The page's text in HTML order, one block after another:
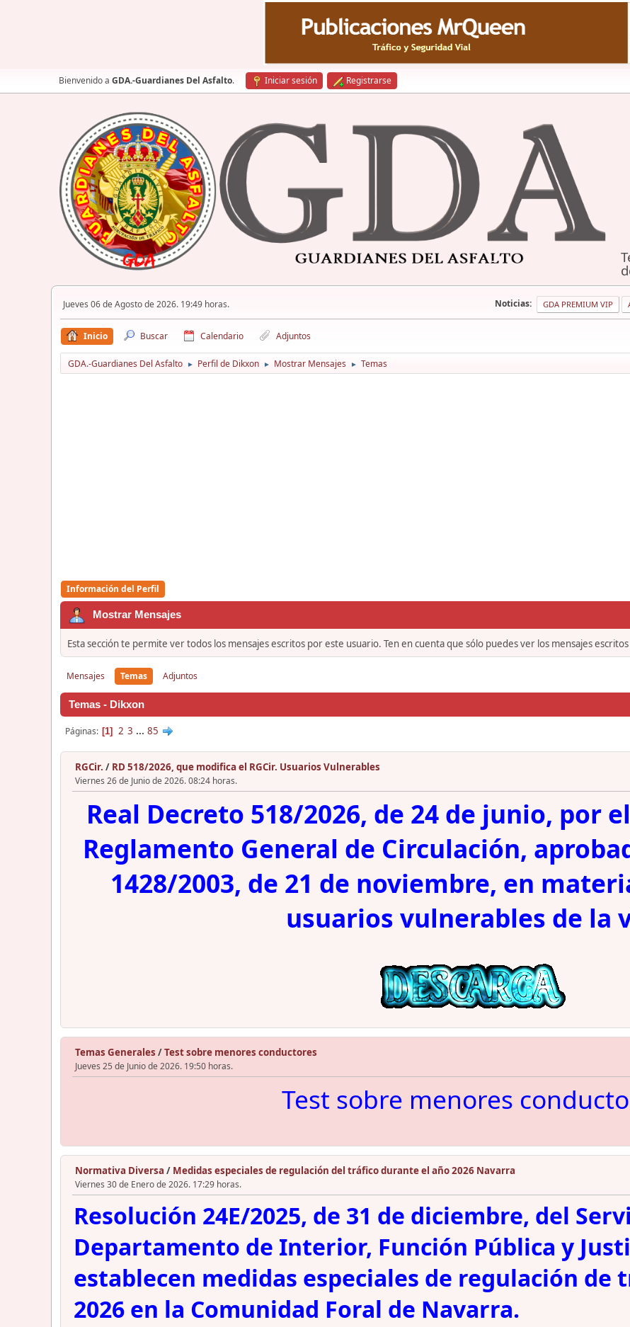
Bienvenido a GDA.-Guardianes Del Asfalto. Iniciar sesión Registrarse
Jueves 06 de Agosto de 2026. 19:49 horas. Noticias: GDA PREMIUM VIP
Inicio Buscar Calendario Adjuntos
GDA.-Guardianes Del Asfalto ► Perfil de Dikxon ► Mostrar Mensajes ► Temas
Información del Perfil
Mostrar Mensajes
Esta sección te permite ver todos los mensajes escritos por este usuario. Ten en cuenta que sólo puedes ver los mensajes
Mensajes Temas Adjuntos
Temas - Dikxon
Páginas 1 2 3 ... 85
RGCir. / RD 518/2026, que modifica el RGCir. Usuarios Vulnerables
Viernes 26 de Junio de 2026. 08:24 horas.
Real Decreto 518/2026, de 24 de junio, por
Reglamento General de Circulación,
1428/2003, de 21 de noviembre, en
usuarios vulnerables de la
Temas Generales /Test sobre menores conductores
Jueves 25 de Junio de 2026. 19:50 horas.
Test sobre menores
Normativa Diversa / Medidas especiales de regulación del tráfico durante el año 2026 Navarra
Viernes 30 de Enero de 2026. 17:29 horas.
Resolución 24E/2025, de 31 de diciembre, del
Departamento de Interior, Función Pública y
establecen medidas especiales de regulación de
2026 en la Comunidad Foral de Navarra.